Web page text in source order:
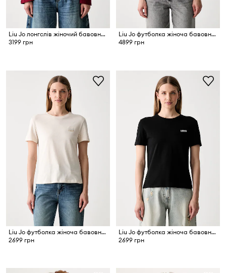
Liu Jo лонгслів жіночий бавовняний
3199 грн
Liu Jo футболка жіноча бавовняна
4899 грн
Liu Jo футболка жіноча бавовняна
2699 грн
Liu Jo футболка жіноча бавовняна
2699 грн